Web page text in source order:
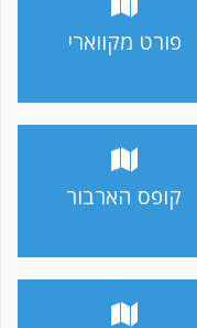
פורט מקווארי
קופס הארבור